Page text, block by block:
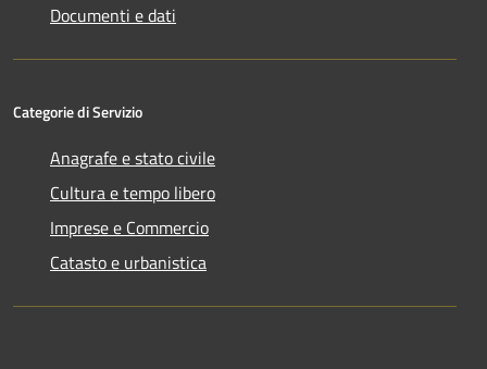
Documenti e dati
Categorie di Servizio
Anagrafe e stato civile
Cultura e tempo libero
Imprese e Commercio
Catasto e urbanistica